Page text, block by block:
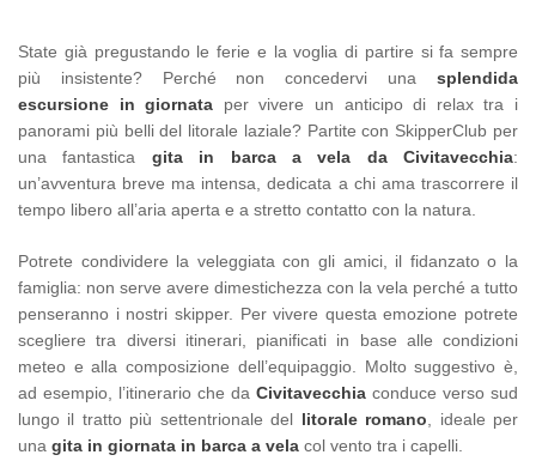
State già pregustando le ferie e la voglia di partire si fa sempre
più insistente? Perché non concedervi una splendida
escursione in giornata per vivere un anticipo di relax tra i
panorami più belli del litorale laziale? Partite con SkipperClub per
una fantastica gita in barca a vela da Civitavecchia:
un’avventura breve ma intensa, dedicata a chi ama trascorrere il
tempo libero all’aria aperta e a stretto contatto con la natura.
Potrete condividere la veleggiata con gli amici, il fidanzato o la
famiglia: non serve avere dimestichezza con la vela perché a tutto
penseranno i nostri skipper. Per vivere questa emozione potrete
scegliere tra diversi itinerari, pianificati in base alle condizioni
meteo e alla composizione dell’equipaggio. Molto suggestivo è,
ad esempio, l’itinerario che da Civitavecchia conduce verso sud
lungo il tratto più settentrionale del litorale romano , ideale per
una gita in giornata in barca a vela col vento tra i capelli.